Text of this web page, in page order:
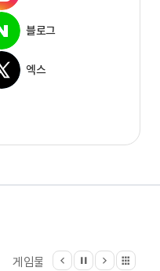
블로그
엑스
게임물관리위원회
이전
정지
다음 관련기관 전체보기